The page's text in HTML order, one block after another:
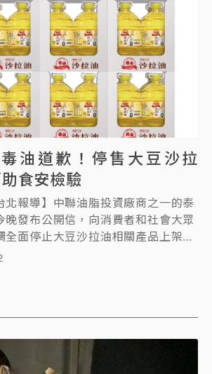
為安全合格油品；並針對油品遭主管
架，造成消費者疑慮，對消費者致上
油道歉！停售大豆沙拉
食安檢驗
北報導】中聯油脂投資廠商之一的泰
晚發布公開信，向消費者和社會大眾
全面停止大豆沙拉油相關產品上架，
，由主管機關委請具專業、公信力
，統籌運用在國內食品安全檢驗設